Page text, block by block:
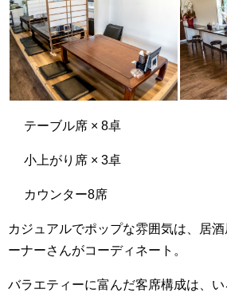
テーブル席 × 8卓
小上がり席 × 3卓
カウンター8席
カジュアルでポップな雰囲気は、居
ーナーさんがコーディネート。
バラエティーに富んだ客席構成は、